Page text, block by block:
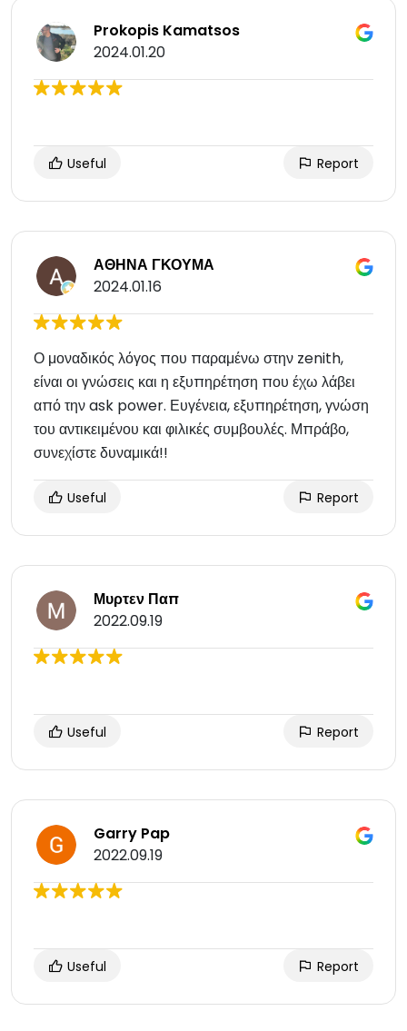
Prokopis Kamatsos
2024.01.20
Useful Report
ΑΘΗΝΑ ΓΚΟΥΜΑ
2024.01.16
Ο μοναδικός λόγος που παραμένω στην zenith,
είναι οι γνώσεις και η εξυπηρέτηση που έχω λάβει
από την ask power. Ευγένεια, εξυπηρέτηση, γνώση
του αντικειμένου και φιλικές συμβουλές. Μπράβο,
συνεχίστε δυναμικά!!
Useful Report
Μυρτεν Παπ
2022.09.19
Useful Report
Garry Pap
2022.09.19
Useful Report